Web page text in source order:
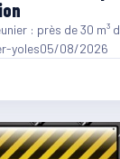
: près de 30 m³
yoles05/08/2026